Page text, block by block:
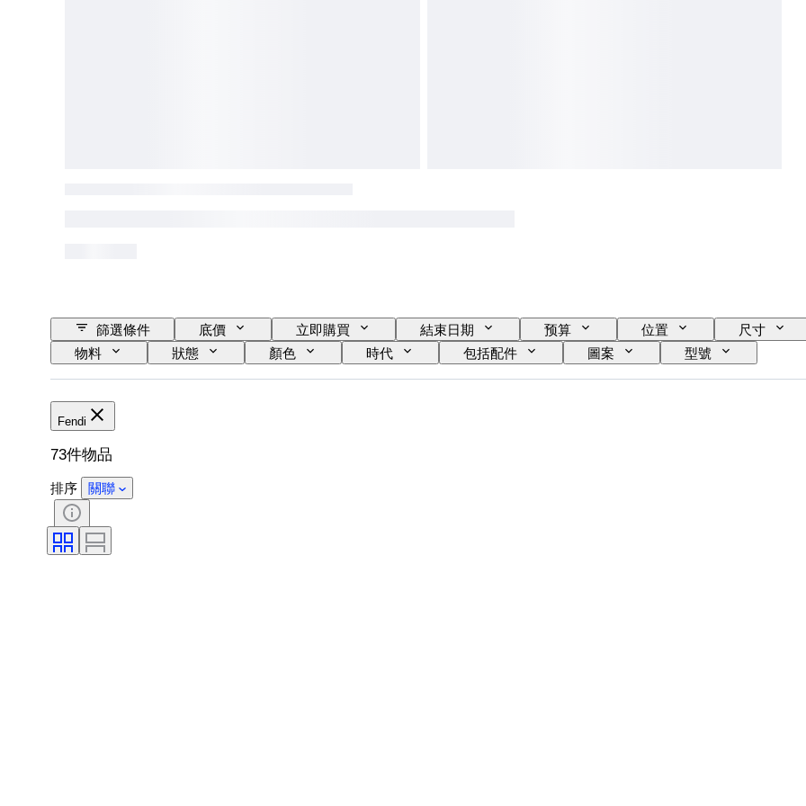
篩選條件 底價 立即購買 結束日期 预算 位置 尺寸
物料
狀態 顏色 時代 包括配件 圖案 型號
Fendi
73件物品
排序 關聯